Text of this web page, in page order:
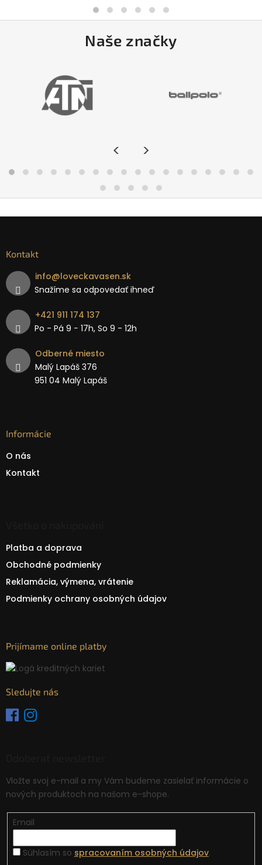
Naše značky
< >
Kontakt
info@loveckavasen.sk
Snažíme sa odpovedať ihneď
+421 911 174 137
Po - Pá 9 − 17h, So 9 - 12h
Odberné miesto
Malý Lapáš 376
951 04 Malý Lapáš
Informácie
O nás
Kontakt
Platba a doprava
Obchodné podmienky
Reklamácia, výmena, vrátenie
Podmienky ochrany osobných údajov
Prijímame online platby
Sledujte nás
Vložte svoj e-mail a my Vám budeme zasielať informácie o
nových produktoch na našom e-shope.
Email
Súhlasím so spracovaním osobných údajov.